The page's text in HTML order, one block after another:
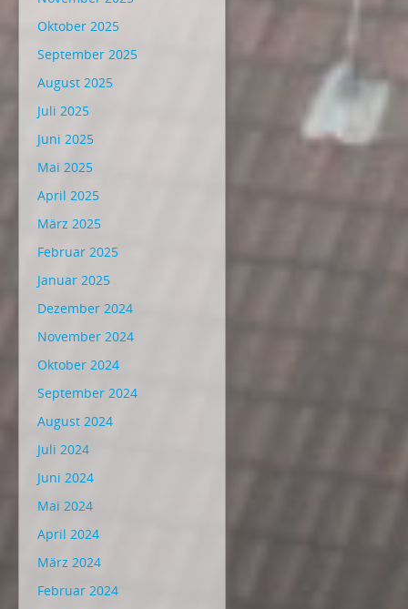
Oktober 2025
September 2025
August 2025
Juli 2025
Juni 2025
Mai 2025
April 2025
März 2025
Februar 2025
Januar 2025
Dezember 2024
November 2024
Oktober 2024
September 2024
August 2024
Juli 2024
Juni 2024
Mai 2024
April 2024
März 2024
Februar 2024